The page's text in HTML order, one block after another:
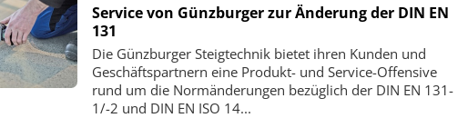
Service von Günzburger zur Änderung der DIN EN
131
Die Günzburger Steigtechnik bietet ihren Kunden und
Geschäftspartnern eine Produkt- und Service-Offensive
rund um die Normänderungen bezüglich der DIN EN 131-
1/-2 und DIN EN ISO 14...